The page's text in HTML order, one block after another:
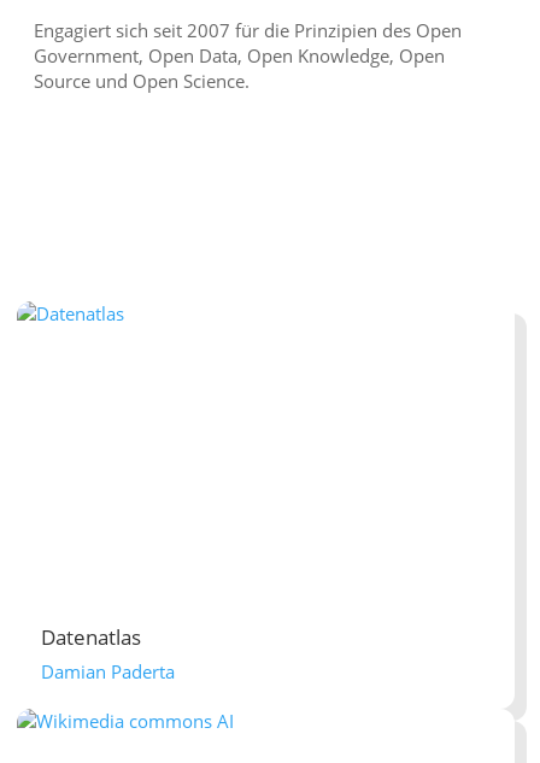
Engagiert sich seit 2007 für die Prinzipien des Open
Government, Open Data, Open Knowledge, Open
Source und Open Science.
Datenatlas
Damian Paderta